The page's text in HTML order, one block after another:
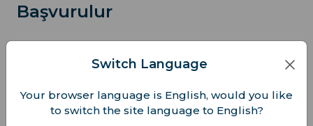
Başvurulur
Vize Başvuru Süreci
vize türleri için) veya kendi ülkenizdeki bir
Endonezya elçiliğinde veya konsolosluğunda
Switch Language
Your browser language is English, would you like
to switch the site language to English?